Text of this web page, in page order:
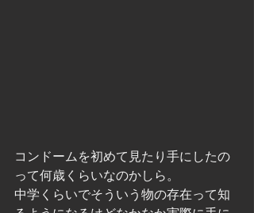
コンドームを初めて見たり手にしたの
って何歳くらいなのかしら。
中学くらいでそういう物の存在って知